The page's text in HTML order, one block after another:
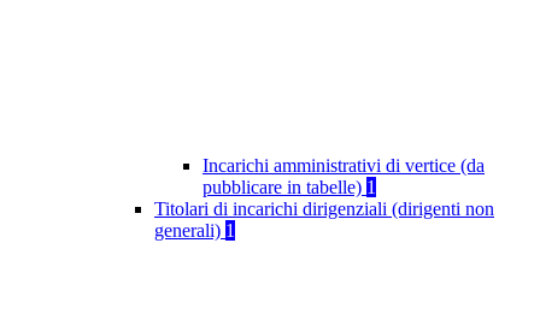
Incarichi amministrativi di vertice (da
pubblicare in tabelle) 1
Titolari di incarichi dirigenziali (dirigenti non
generali) 1